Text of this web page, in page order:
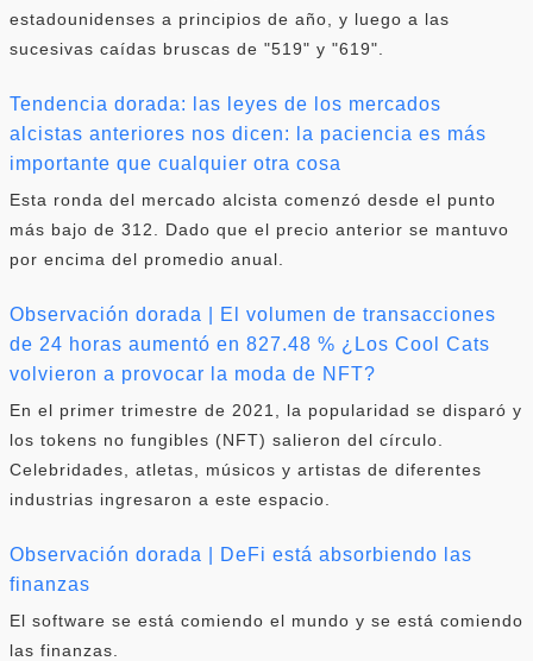
estadounidenses a principios de año, y luego a las
sucesivas caídas bruscas de "519" y "619".
Tendencia dorada: las leyes de los mercados
alcistas anteriores nos dicen: la paciencia es más
importante que cualquier otra cosa
Esta ronda del mercado alcista comenzó desde el punto
más bajo de 312. Dado que el precio anterior se mantuvo
por encima del promedio anual.
Observación dorada | El volumen de transacciones
de 24 horas aumentó en 827.48 % ¿Los Cool Cats
volvieron a provocar la moda de NFT?
En el primer trimestre de 2021, la popularidad se disparó y
los tokens no fungibles (NFT) salieron del círculo.
Celebridades, atletas, músicos y artistas de diferentes
industrias ingresaron a este espacio.
Observación dorada | DeFi está absorbiendo las
finanzas
El software se está comiendo el mundo y se está comiendo
las finanzas.